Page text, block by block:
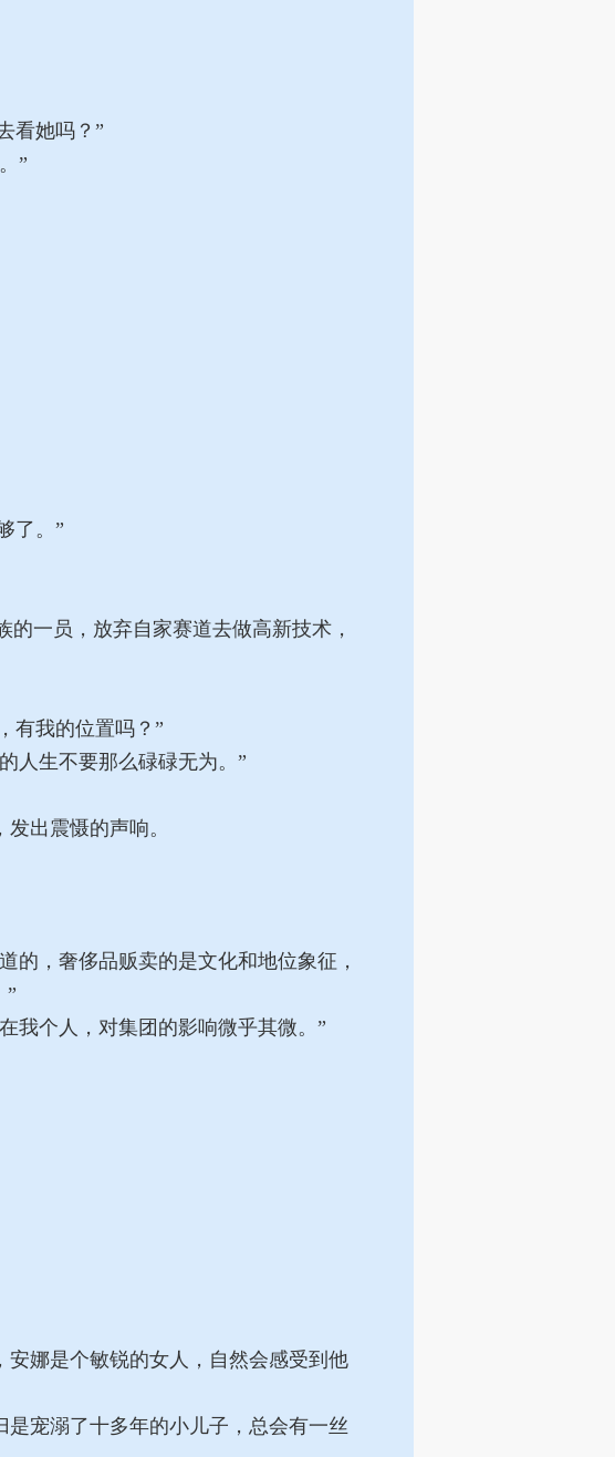
看她吗？”
”
了。”
一员，放弃自家赛道去做高新技术，
有我的位置吗？”
人生不要那么碌碌无为。”
出震慑的声响。
，奢侈品贩卖的是文化和地位象征，
”
我个人，对集团的影响微乎其微。”
娜是个敏锐的女人，自然会感受到他
宠溺了十多年的小儿子，总会有一丝